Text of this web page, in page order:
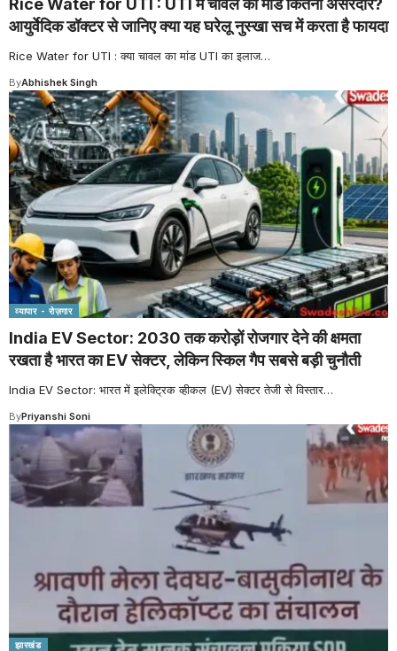
Rice Water for UTI : UTI में चावल का मांड कितना असरदार?
आयुर्वेदिक डॉक्टर से जानिए क्या यह घरेलू नुस्खा सच में करता है फायदा
Rice Water for UTI : क्या चावल का मांड UTI का इलाज…
ByAbhishek Singh
व्यापार - रोज़गार
India EV Sector: 2030 तक करोड़ों रोजगार देने की क्षमता
रखता है भारत का EV सेक्टर, लेकिन स्किल गैप सबसे बड़ी चुनौती
India EV Sector: भारत में इलेक्ट्रिक व्हीकल (EV) सेक्टर तेजी से विस्तार…
ByPriyanshi Soni
झारखंड